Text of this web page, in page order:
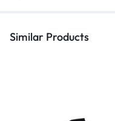
Similar Products